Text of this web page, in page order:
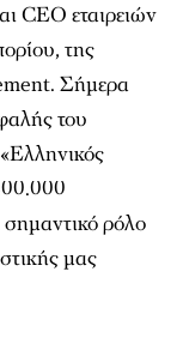
CEO εταιρειών
της
Σήµερα
του
σηµαντικό ρόλο
µας